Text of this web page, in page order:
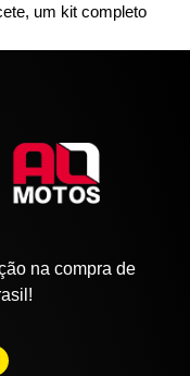
um kit completo
na compra de